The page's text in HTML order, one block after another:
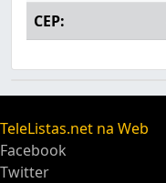
CEP:
TeleListas.net na Web
Facebook
Twitter